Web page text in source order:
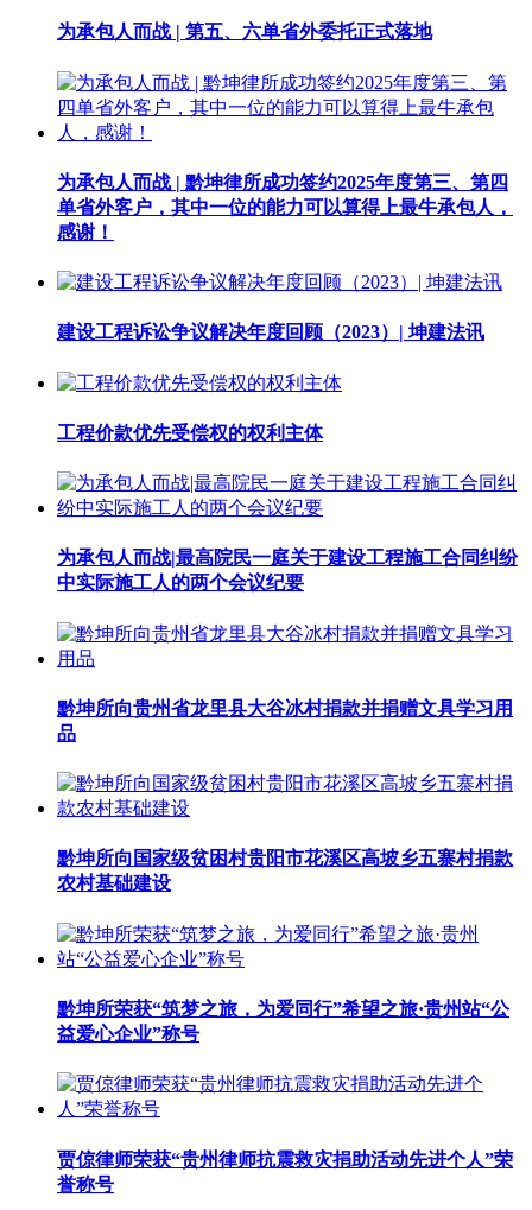
为承包人而战 | 第五、六单省外委托正式落地
为承包人而战 | 黔坤律所成功签约2025年度第三、第四
单省外客户，其中一位的能力可以算得上最牛承包人，
感谢！
建设工程诉讼争议解决年度回顾（2023）| 坤建法讯
工程价款优先受偿权的权利主体
为承包人而战|最高院民一庭关于建设工程施工合同纠纷
中实际施工人的两个会议纪要
黔坤所向贵州省龙里县大谷冰村捐款并捐赠文具学习用
品
黔坤所向国家级贫困村贵阳市花溪区高坡乡五寨村捐款
农村基础建设
黔坤所荣获“筑梦之旅，为爱同行”希望之旅·贵州站“公
益爱心企业”称号
贾倞律师荣获“贵州律师抗震救灾捐助活动先进个人”荣
誉称号